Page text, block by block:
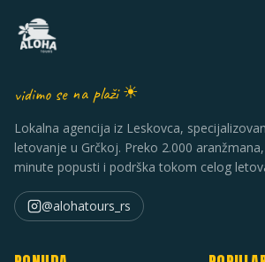
vidimo se na plaži ☀
Lokalna agencija iz Leskovca,
letovanje u Grčkoj. Preko 2.000
minute popusti i podrška tokom celog
@alohatours_rs